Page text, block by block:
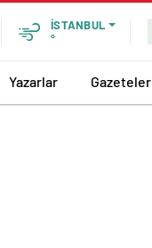
İSTANBUL
°
Yazarlar Gazeteler